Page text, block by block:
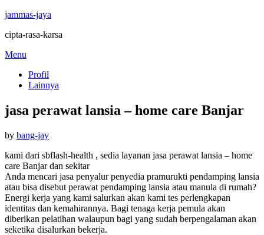
jammas-jaya
cipta-rasa-karsa
Skip
content
Menu
Profil
Lainnya
jasa perawat lansia – home care Banjar
by bang-jayPosted
kami dari sbflash-health , sedia layanan jasa perawat lansia – home
care Banjar dan sekitar
Anda mencari jasa penyalur penyedia pramurukti pendamping lansia
atau bisa disebut perawat pendamping lansia atau manula di rumah?
Energi kerja yang kami salurkan akan kami tes perlengkapan
identitas dan kemahirannya. Bagi tenaga kerja pemula akan
diberikan pelatihan walaupun bagi yang sudah berpengalaman akan
seketika disalurkan bekerja.